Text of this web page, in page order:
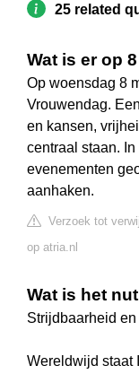
25 related
Wat is er op
Op woensdag 8
Vrouwendag.
en kansen,
centraal staan.
evenementen
aanhaken.
Verzoek tot
op atria.nl
Wat is het
Strijdbaarheid
Wereldwijd staat